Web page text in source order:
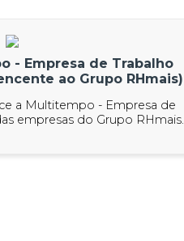
- Empresa de Trabalho
ao Grupo RHmais)
a Multitempo - Empresa de
empresas do Grupo RHmais.